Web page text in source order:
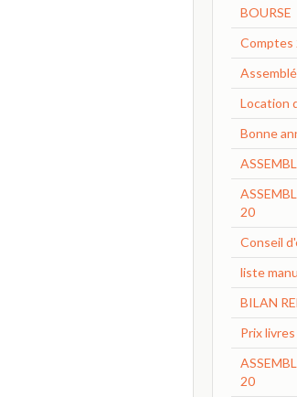
BOURSE
Comptes
Location
Bonne
20
Conseil
liste
BILAN
Prix
20